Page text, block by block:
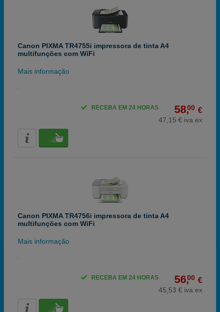
Canon PIXMA TR4755i impressora de tinta A4
multifunções com WiFi
Mais informação
58,00 €
47,15 € iva ex
RECEBA EM 24 HORAS
Canon PIXMA TR4756i impressora de tinta A4
multifunções com WiFi
Mais informação
56,00 €
45,53 € iva ex
RECEBA EM 24 HORAS